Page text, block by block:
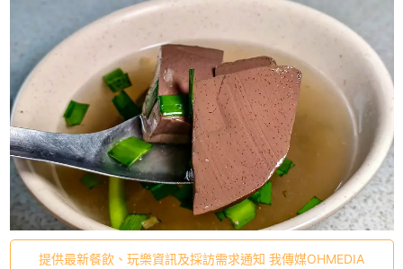
提供最新餐飲、玩樂資訊及採訪需求通知 我傳媒OHMEDIA